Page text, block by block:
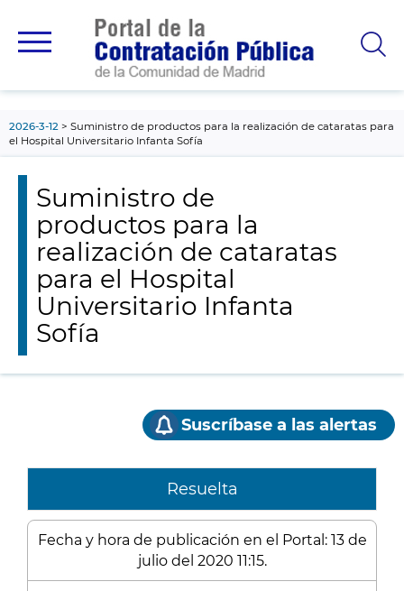
principal
2026-3-12
Suministro de productos para la realización de cataratas para
el Hospital Universitario Infanta Sofía
Suministro de
productos para la
realización de cataratas
para el Hospital
Universitario Infanta
Sofía
Suscríbase a las alertas
Resuelta
Fecha y hora de publicación en el Portal: 13 de
julio del 2020 11:15.